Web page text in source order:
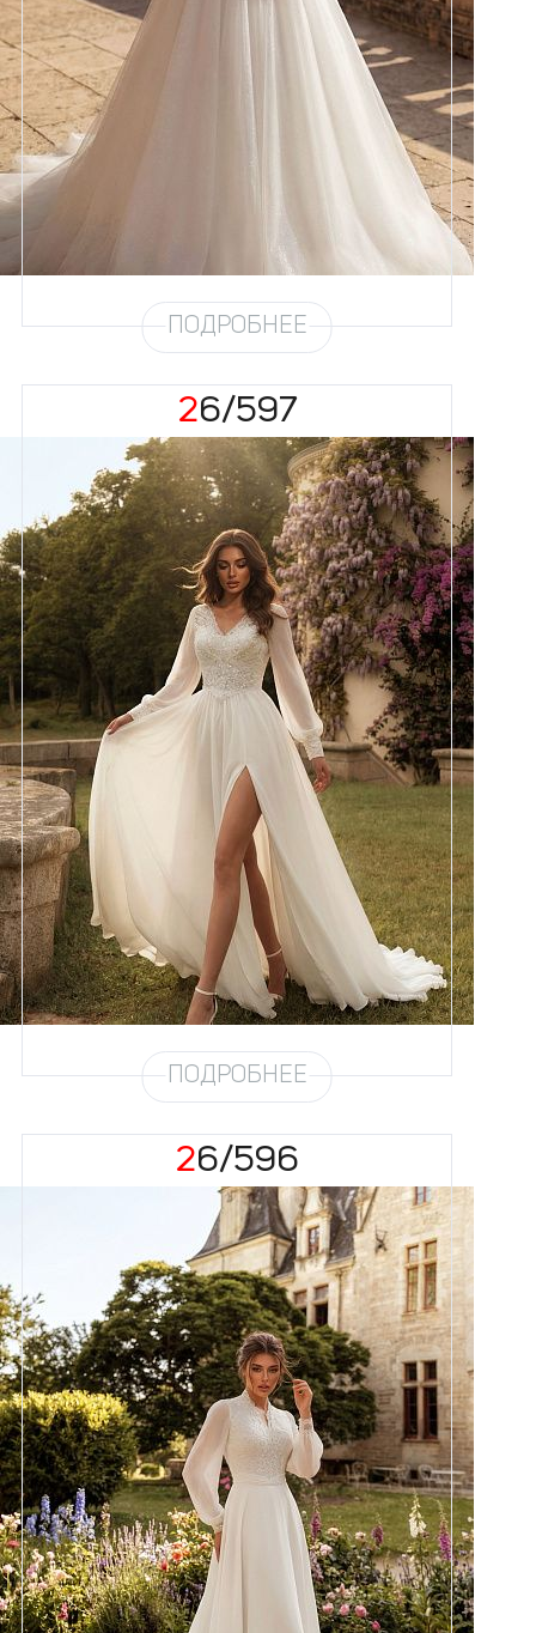
Размеры
42, 44, 46, 48, 50, 52, 54, 56
Цвет
Силуэт
Кружево
ПОДРОБНЕЕ
26/597
Размеры
42, 44, 46, 48
Цвет
Айвори
Силуэт
А-силуэт
Кружево
Бисер, Пайетка
Юбка
Шифон (3,5 метра) + разрез
Шлейф
Возможен
ПОДРОБНЕЕ
26/596
Размеры
42, 44, 46, 48, 50, 52, 54, 56,